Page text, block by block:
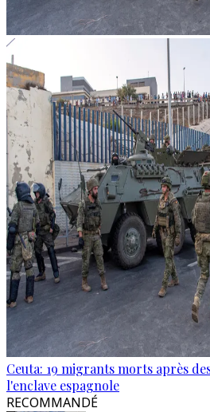
Ceuta: 19 migrants morts après
l'enclave espagnole
RECOMMANDÉ